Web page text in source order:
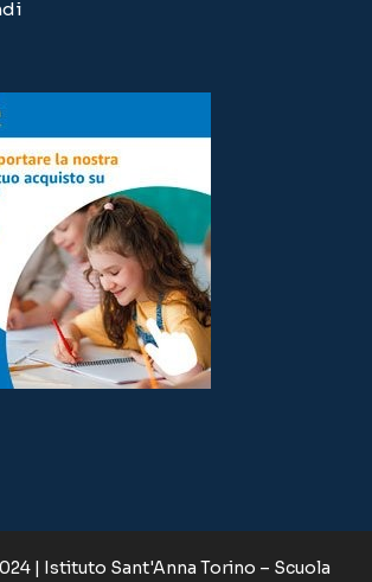
| Istituto Sant'Anna Torino – Scuola